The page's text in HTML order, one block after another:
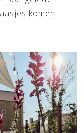
komen